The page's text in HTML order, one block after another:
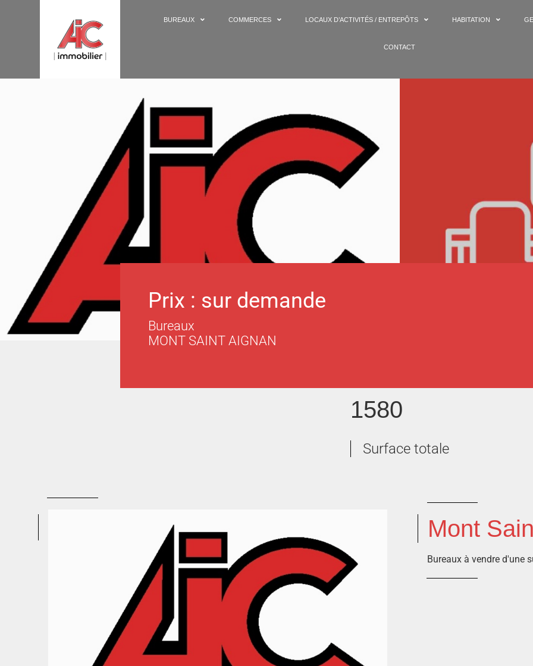
BUREAUX COMMERCES LOCAUX D’ACTIVITÉS / ENTREPÔTS HABITATION
CONTACT
Prix : sur demande
Bureaux
MONT SAINT AIGNAN
1580
Surface totale
Mont
Bureaux à vendre d'une